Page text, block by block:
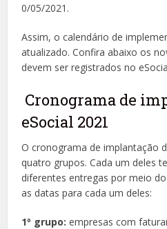
0/05/2021.
Assim, o calendário de
atualizado. Confira abaixo os
devem ser registrados no
Cronograma de
eSocial 2021
O cronograma de implantação
quatro grupos. Cada um deles
diferentes entregas por meio
as datas para cada um deles:
1º grupo: empresas com